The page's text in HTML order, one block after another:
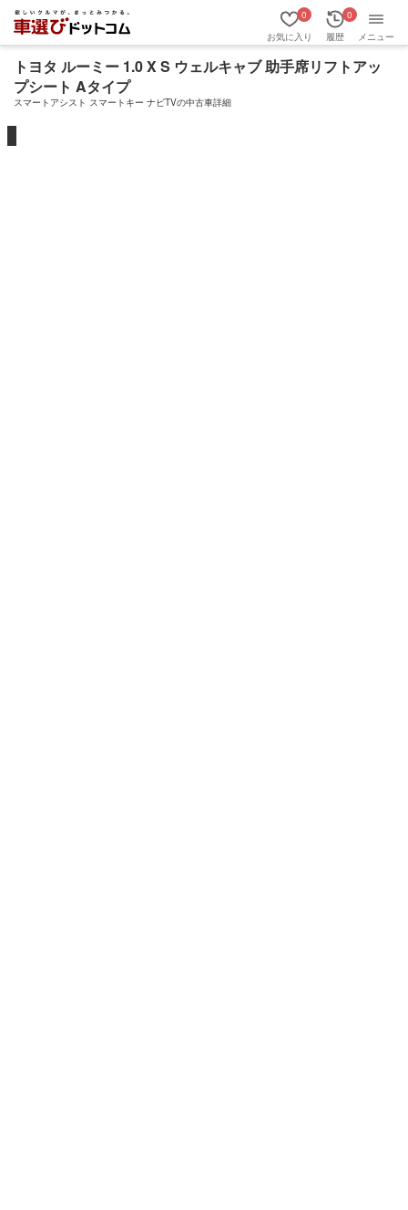
お気に入り
0
履歴
0
メニュー
トヨタ ルーミー 1.0 X S ウェルキャブ 助手席リフトアッ
プシート Aタイプ
スマートアシスト スマートキー ナビTVの中古車詳細